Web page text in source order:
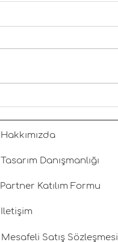
Tasarım Danışmanlığı
Hakkımızda
Partner Katılım Formu
İletişim
Mesafeli Satış Sözleşmesi